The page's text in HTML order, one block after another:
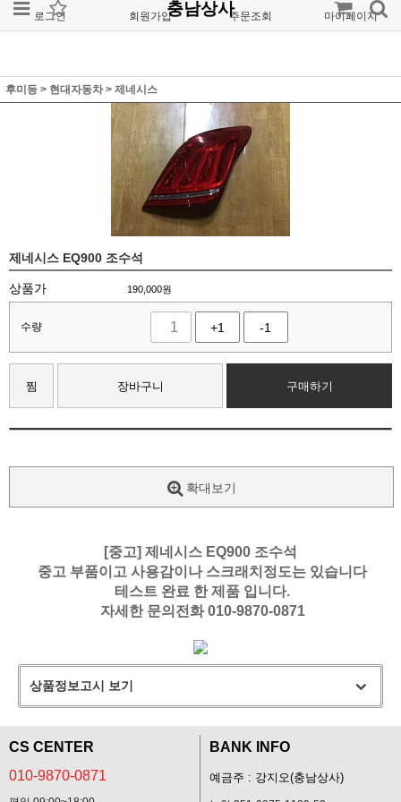
로그인 회원가입 주문조회 마이페이지
충남상사
후미등 > 현대자동차> 제네시스
제네시스 EQ900 조수석
상품가 190,000원
수량 +1 -1
찜 장바구니 구매하기
확대보기
[중고] 제네시스 EQ900 조수석
중고 부품이고 사용감이나 스크래치정도는 있습니다
테스트 완료 한 제품 입니다.
자세한 문의전화 010-9870-0871
상품정보고시 보기
CS CENTER
010-9870-0871
BANK INFO
예금주 : 강지오(충남상사)